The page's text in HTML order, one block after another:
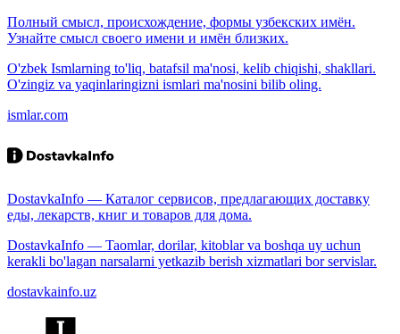
Полный смысл, происхождение, формы узбекских имён.
Узнайте смысл своего имени и имён близких.
O'zbek Ismlarning to'liq, batafsil ma'nosi, kelib chiqishi, shakllari.
O'zingiz va yaqinlaringizni ismlari ma'nosini bilib oling.
ismlar.com
DostavkaInfo — Каталог сервисов, предлагающих доставку
еды, лекарств, книг и товаров для дома.
DostavkaInfo — Taomlar, dorilar, kitoblar va boshqa uy uchun
kerakli bo'lagan narsalarni yetkazib berish xizmatlari bor servislar.
dostavkainfo.uz